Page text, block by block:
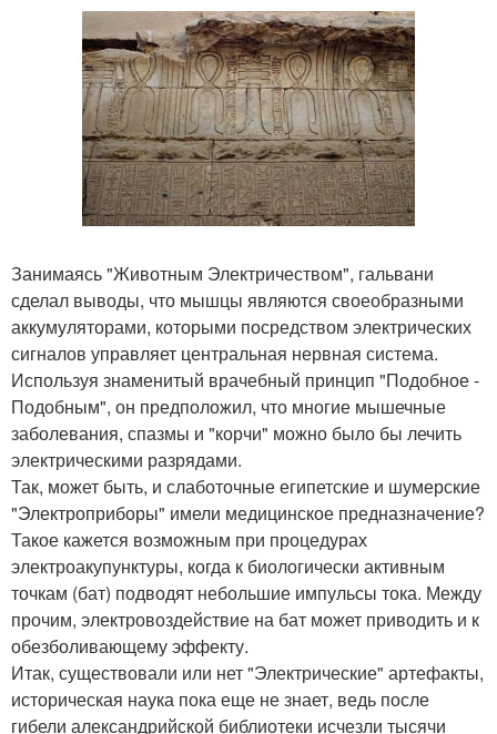
Занимаясь "Животным Электричеством", гальвани
сделал выводы, что мышцы являются своеобразными
аккумуляторами, которыми посредством электрических
сигналов управляет центральная нервная система.
Используя знаменитый врачебный принцип "Подобное -
Подобным", он предположил, что многие мышечные
заболевания, спазмы и "корчи" можно было бы лечить
электрическими разрядами.
Так, может быть, и слаботочные египетские и шумерские
"Электроприборы" имели медицинское предназначение?
Такое кажется возможным при процедурах
электроакупунктуры, когда к биологически активным
точкам (бат) подводят небольшие импульсы тока. Между
прочим, электровоздействие на бат может приводить и к
обезболивающему эффекту.
Итак, существовали или нет "Электрические" артефакты,
историческая наука пока еще не знает, ведь после
гибели александрийской библиотеки исчезли тысячи